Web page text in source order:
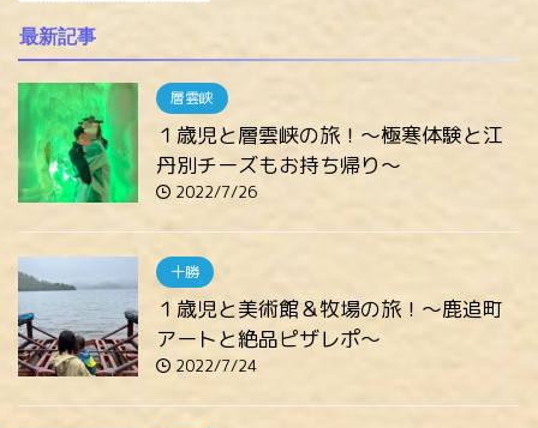
最新記事
層雲峡
１歳児と層雲峡の旅！～極寒体験と江
丹別チーズもお持ち帰り～
2022/7/26
十勝
１歳児と美術館＆牧場の旅！～鹿追町
アートと絶品ピザレポ～
2022/7/24